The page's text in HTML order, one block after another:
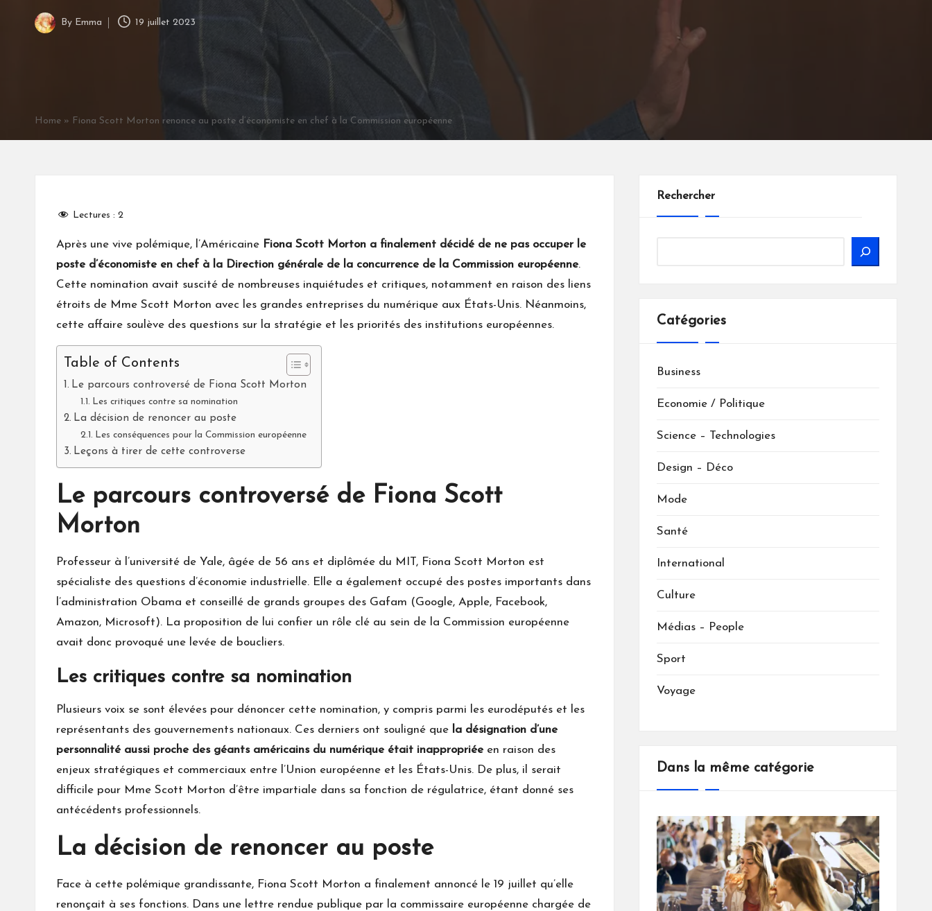
Posted
By Emma 19 juillet 2023
Home » Fiona Scott Morton renonce au poste d’économiste en chef à la Commission européenne
Lectures : 2
Après une vive polémique, l’Américaine Fiona Scott Morton a finalement décidé de ne pas occuper le
poste d’économiste en chef à la Direction générale de la concurrence de la Commission européenne.
Cette nomination avait suscité de nombreuses inquiétudes et critiques, notamment en raison des liens
étroits de Mme Scott Morton avec les grandes entreprises du numérique aux États-Unis. Néanmoins,
cette affaire soulève des questions sur la stratégie et les priorités des institutions européennes.
Table of Contents
Le parcours controversé de Fiona Scott Morton
Les critiques contre sa nomination
La décision de renoncer au poste
Les conséquences pour la Commission européenne
Leçons à tirer de cette controverse
Le parcours controversé de Fiona Scott
Morton
Professeur à l’université de Yale, âgée de 56 ans et diplômée du MIT, Fiona Scott Morton est
spécialiste des questions d’économie industrielle. Elle a également occupé des postes importants dans
l’administration Obama et conseillé de grands groupes des Gafam (Google, Apple, Facebook,
Amazon, Microsoft). La proposition de lui confier un rôle clé au sein de la Commission européenne
avait donc provoqué une levée de boucliers.
Les critiques contre sa nomination
Plusieurs voix se sont élevées pour dénoncer cette nomination, y compris parmi les eurodéputés et les
représentants des gouvernements nationaux. Ces derniers ont souligné que la désignation d’une
personnalité aussi proche des géants américains du numérique était inappropriée en raison des
enjeux stratégiques et commerciaux entre l’Union européenne et les États-Unis. De plus, il serait
difficile pour Mme Scott Morton d’être impartiale dans sa fonction de régulatrice, étant donné ses
antécédents professionnels.
La décision de renoncer au poste
Face à cette polémique grandissante, Fiona Scott Morton a finalement annoncé le 19 juillet qu’elle
renonçait à ses fonctions. Dans une lettre rendue publique par la commissaire européenne chargée de
Rechercher
Catégories
Business
Economie / Politique
Science – Technologies
Design – Déco
Mode
Santé
International
Culture
Médias – People
Sport
Voyage
Dans la même catégorie